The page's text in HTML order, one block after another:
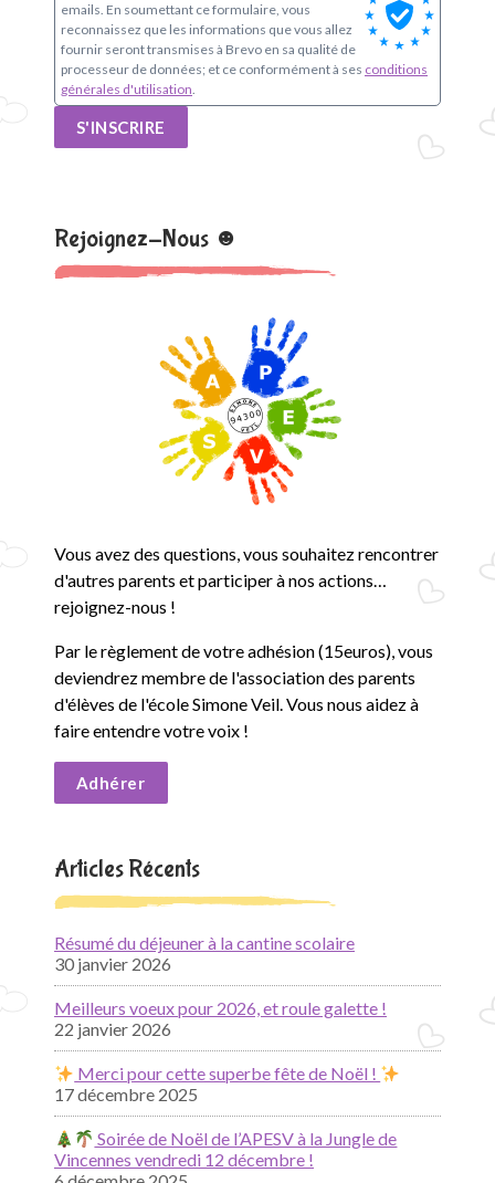
emails. En soumettant ce formulaire, vous
reconnaissez que les informations que vous allez
fournir seront transmises à Brevo en sa qualité de
processeur de données; et ce conformément à ses conditions
générales d'utilisation.
S'INSCRIRE
Rejoignez-Nous ☻
Vous avez des questions, vous souhaitez rencontrer
d'autres parents et participer à nos actions…
rejoignez-nous !
Par le règlement de votre adhésion (15euros), vous
deviendrez membre de l'association des parents
d'élèves de l'école Simone Veil. Vous nous aidez à
faire entendre votre voix !
Adhérer
Articles Récents
Résumé du déjeuner à la cantine scolaire
30 janvier 2026
Meilleurs voeux pour 2026, et roule galette !
22 janvier 2026
Merci pour cette superbe fête de Noël !
17 décembre 2025
Soirée de Noël de l’APESV à la Jungle de
Vincennes vendredi 12 décembre !